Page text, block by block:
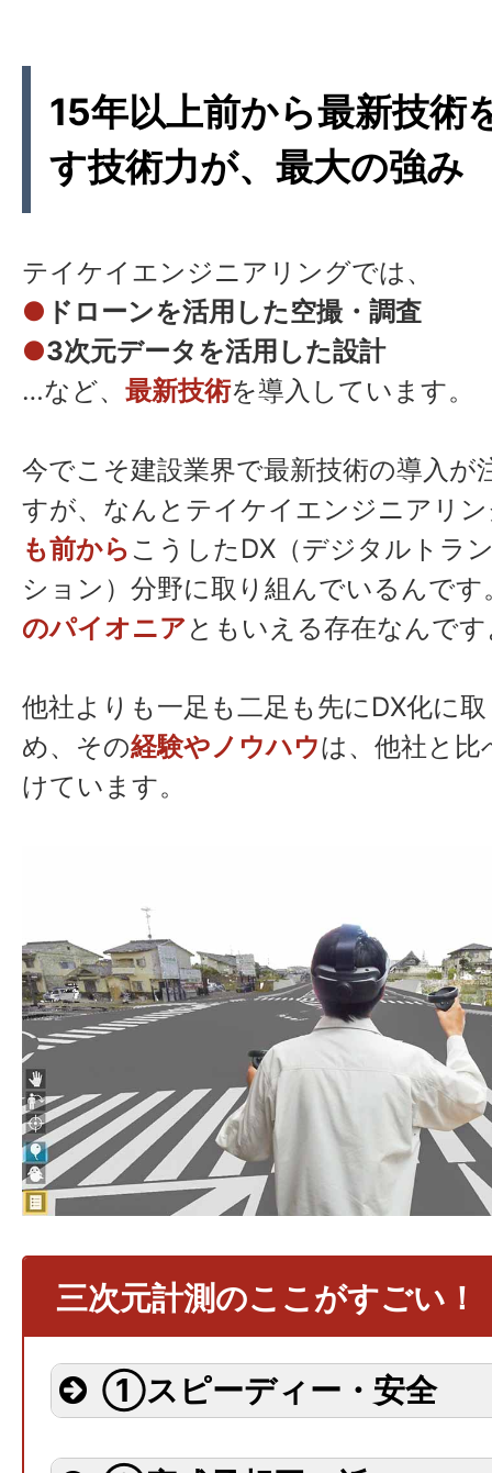
15年以上前から最新技術
す技術力が、最大の強み
テイケイエンジニアリングでは、
● ドローンを活用した空撮・調査
●3次元データを活用した設計
…など、 最新技術を導入しています。
今でこそ建設業界で最新技術の導入が
すが、なんとテイケイエンジニアリ
も前から こうしたDX（デジタルトラ
ション）分野に取り組んでいるんです
のパイオニアともいえる存在なんで
他社よりも一足も二足も先にDX化に
め、その経験やノウハウは、他社と比
けています。
三次元計測のここがすごい！
①スピーディー・安全